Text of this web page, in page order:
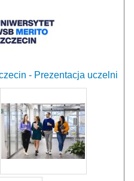
- Prezentacja uczelni